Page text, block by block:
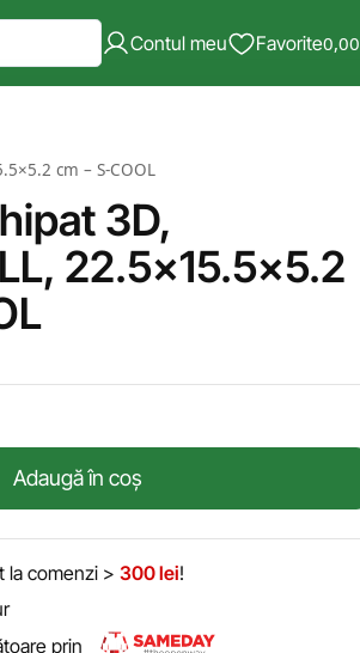
Contul meu Favorite0,00
cm – S-COOL
3D,
22.5×15.5×5.2
Adaugă în coș
la comenzi > 300 lei!
prin